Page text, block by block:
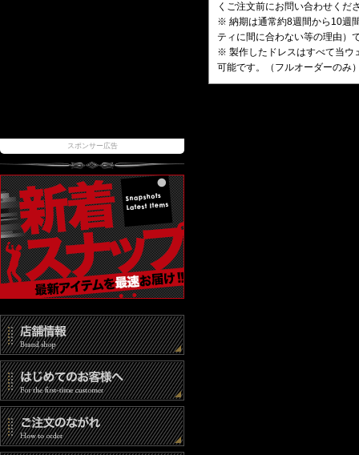
スポンサー広告
くご注文前にお問い合わせくだ
※ 納期は通常約8週間から10週
ティに間に合わない等の理由）
※ 製作したドレスはすべて当ウ
可能です。（フルオーダーのみ